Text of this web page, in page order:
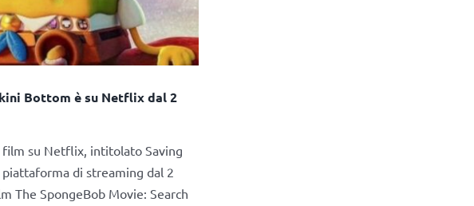
Bottom è su Netflix dal 2
film su Netflix, intitolato Saving
di streaming dal 2
The SpongeBob Movie: Search